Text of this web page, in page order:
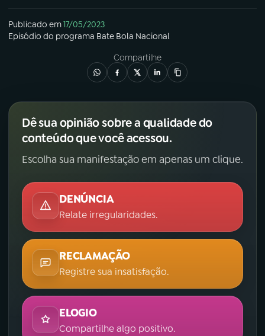
Publicado em17/05/2023
Episódio do programa Bate Bola Nacional
Compartilhe
Dê sua opinião sobre a qualidade do
conteúdo que você acessou.
Escolha sua manifestação em apenas um clique.
DENÚNCIA
Relate irregularidades.
RECLAMAÇÃO
Registre sua insatisfação.
ELOGIO
Compartilhe algo positivo.